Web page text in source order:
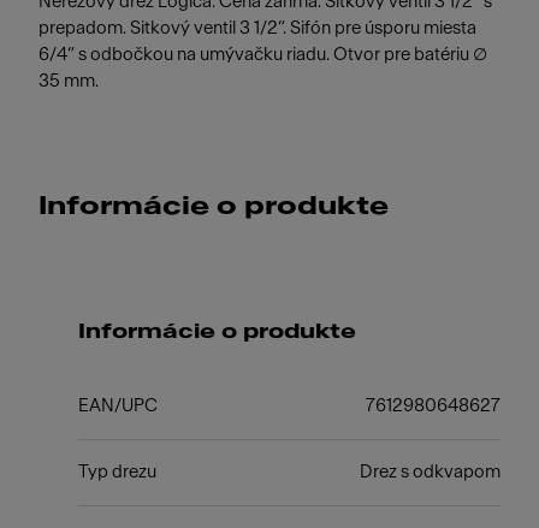
prepadom. Sitkový ventil 3 1/2“. Sifón pre úsporu miesta
6/4“ s odbočkou na umývačku riadu. Otvor pre batériu ∅
35 mm.
Informácie o produkte
Informácie o produkte
EAN/UPC 7612980648627
Typ drezu Drez s odkvapom